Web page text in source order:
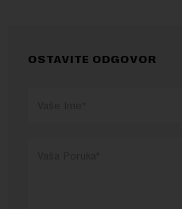
OSTAVITE ODGOVOR